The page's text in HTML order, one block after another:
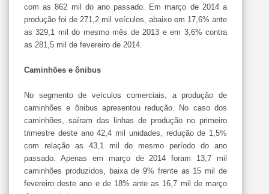
com as 862 mil do ano passado. Em março de 2014 a
produção foi de 271,2 mil veículos, abaixo em 17,6% ante
as 329,1 mil do mesmo mês de 2013 e em 3,6% contra
as 281,5 mil de fevereiro de 2014.
Caminhões e ônibus
No segmento de veículos comerciais, a produção de
caminhões e ônibus apresentou redução. No caso dos
caminhões, saíram das linhas de produção no primeiro
trimestre deste ano 42,4 mil unidades, redução de 1,5%
com relação as 43,1 mil do mesmo período do ano
passado. Apenas em março de 2014 foram 13,7 mil
caminhões produzidos, baixa de 9% frente as 15 mil de
fevereiro deste ano e de 18% ante as 16,7 mil de março